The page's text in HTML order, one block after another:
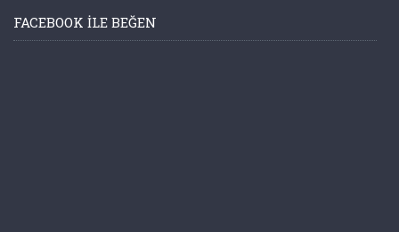
FACEBOOK ILE BEĞEN